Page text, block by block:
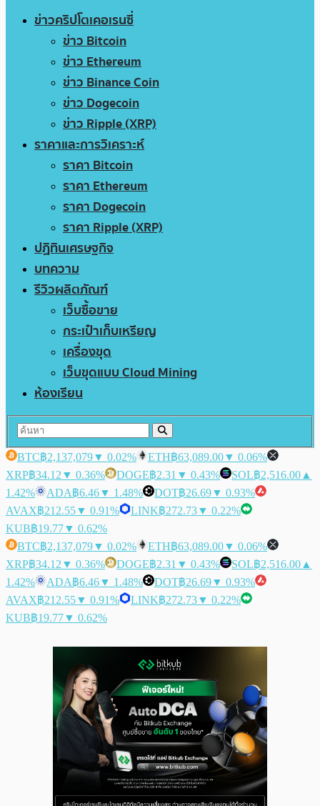
ข่าวคริปโตเคอเรนซี่
ข่าว Bitcoin
ข่าว Ethereum
ข่าว Binance Coin
ข่าว Dogecoin
ข่าว Ripple (XRP)
ราคาและการวิเคราะห์
ราคา Bitcoin
ราคา Ethereum
ราคา Dogecoin
ราคา Ripple (XRP)
ปฏิทินเศรษฐกิจ
บทความ
รีวิวผลิตภัณฑ์
เว็บซื้อขาย
กระเป๋าเก็บเหรียญ
เครื่องขุด
เว็บขุดแบบ Cloud Mining
ห้องเรียน
BTC฿2,137,079▼ 0.02% ETH฿63,089.00▼ 0.06%
XRP฿34.12 ▼ 0.36% DOGE฿2.31 ▼ 0.43% SOL฿2,516.00 ▲
1.42%
ADA฿6.46▼ 1.48% DOT฿26.69▼ 0.93%
AVAX฿212.55▼ 0.91% LINK฿272.73▼ 0.22%
KUB฿19.77▼ 0.62%
BTC฿2,137,079▼ 0.02% ETH฿63,089.00▼ 0.06%
XRP฿34.12 ▼ 0.36% DOGE฿2.31 ▼ 0.43% SOL฿2,516.00 ▲
1.42%
ADA฿6.46▼ 1.48% DOT฿26.69▼ 0.93%
AVAX฿212.55▼ 0.91% LINK฿272.73▼ 0.22%
KUB฿19.77▼ 0.62%